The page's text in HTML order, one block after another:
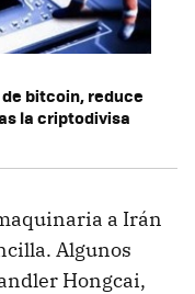
bitcoin, reduce
la criptodivisa
a Irán
Algunos
Hongcai,